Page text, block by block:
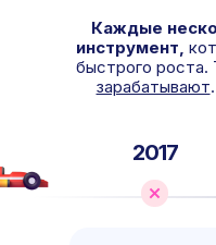
2017
Каждые
инструмент,
быстрого роста.
зарабатывают
для ВКонтакте
Задача
Сделать
для компании